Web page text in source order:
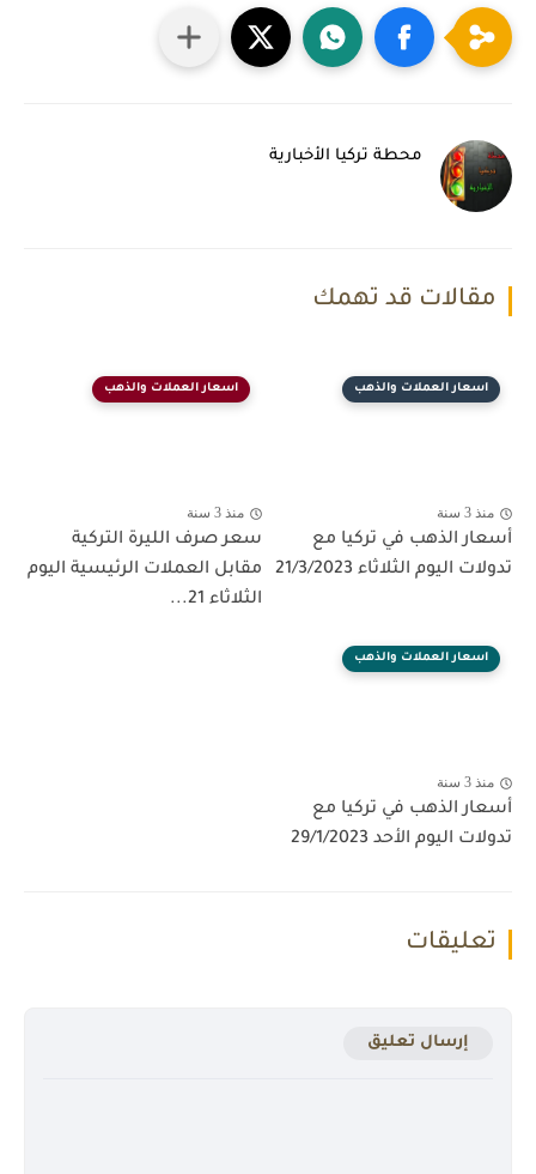
محطة تركيا الأخبارية
مقالات قد تهمك
اسعار العملات والذهب
منذ 3 سنة
أسعار الذهب في تركيا مع
تدولات اليوم الثلاثاء 21/3/2023
اسعار العملات والذهب
منذ 3 سنة
سعر صرف الليرة التركية
مقابل العملات الرئيسية اليوم
الثلاثاء 21...
اسعار العملات والذهب
منذ 3 سنة
أسعار الذهب في تركيا مع
تدولات اليوم الأحد 29/1/2023
تعليقات
إرسال تعليق